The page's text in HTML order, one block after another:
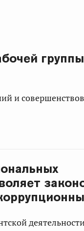
группы
и